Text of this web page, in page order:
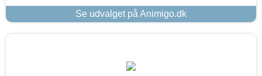
Se udvalget på Animigo.dk